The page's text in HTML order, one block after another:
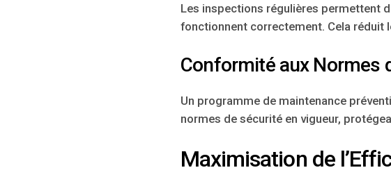
Les inspections régulières permettent
fonctionnent correctement. Cela réduit
Conformité aux Normes
Un programme de maintenance
normes de sécurité en vigueur,
Maximisation de